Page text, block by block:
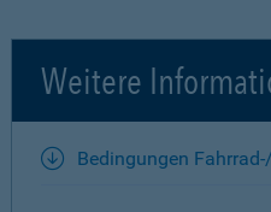
Weitere
Bedingungen